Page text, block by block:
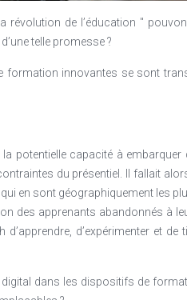
de l’éducation "
telle promesse ?
innovantes se sont
potentielle capacité à
du présentiel. Il fallait
en sont géographiquement les
des apprenants abandonnés à
d’expérimenter et
dans les dispositifs de